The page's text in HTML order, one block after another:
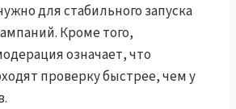
для стабильного запуска
Кроме того,
означает, что
проверку быстрее, чем у